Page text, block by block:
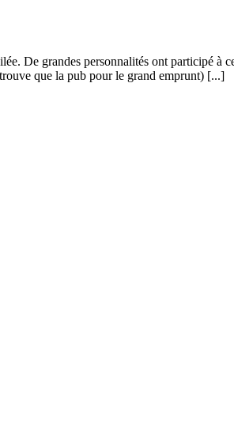
De grandes personnalités ont participé à
que la pub pour le grand emprunt) [...]